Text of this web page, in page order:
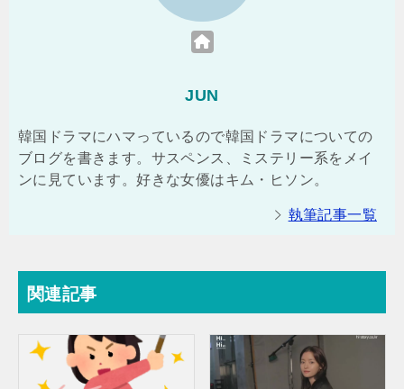
JUN
韓国ドラマにハマっているので韓国ドラマについての
ブログを書きます。サスペンス、ミステリー系をメイ
ンに見ています。好きな女優はキム・ヒソン。
執筆記事一覧
関連記事